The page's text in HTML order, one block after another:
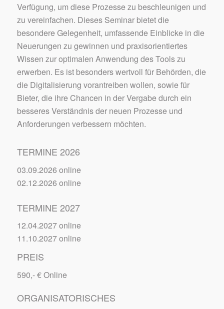
Verfügung, um diese Prozesse zu beschleunigen und
zu vereinfachen. Dieses Seminar bietet die
besondere Gelegenheit, umfassende Einblicke in die
Neuerungen zu gewinnen und praxisorientiertes
Wissen zur optimalen Anwendung des Tools zu
erwerben. Es ist besonders wertvoll für Behörden, die
die Digitalisierung vorantreiben wollen, sowie für
Bieter, die ihre Chancen in der Vergabe durch ein
besseres Verständnis der neuen Prozesse und
Anforderungen verbessern möchten.
TERMINE 2026
03.09.2026 online
02.12.2026 online
TERMINE 2027
12.04.2027 online
11.10.2027 online
PREIS
590,- € Online
ORGANISATORISCHES